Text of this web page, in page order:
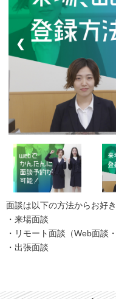
❮
面談は以下の方法からお好
・来場面談
・リモート面談（Web面談
・出張面談